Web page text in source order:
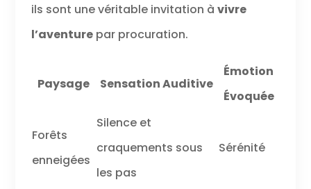
ils sont une véritable invitation à vivre
l’aventurepar procuration.
Paysage Sensation Auditive
Émotion
Évoquée
Forêts
enneigées
Silence et
craquements sous
les pas
Sérénité